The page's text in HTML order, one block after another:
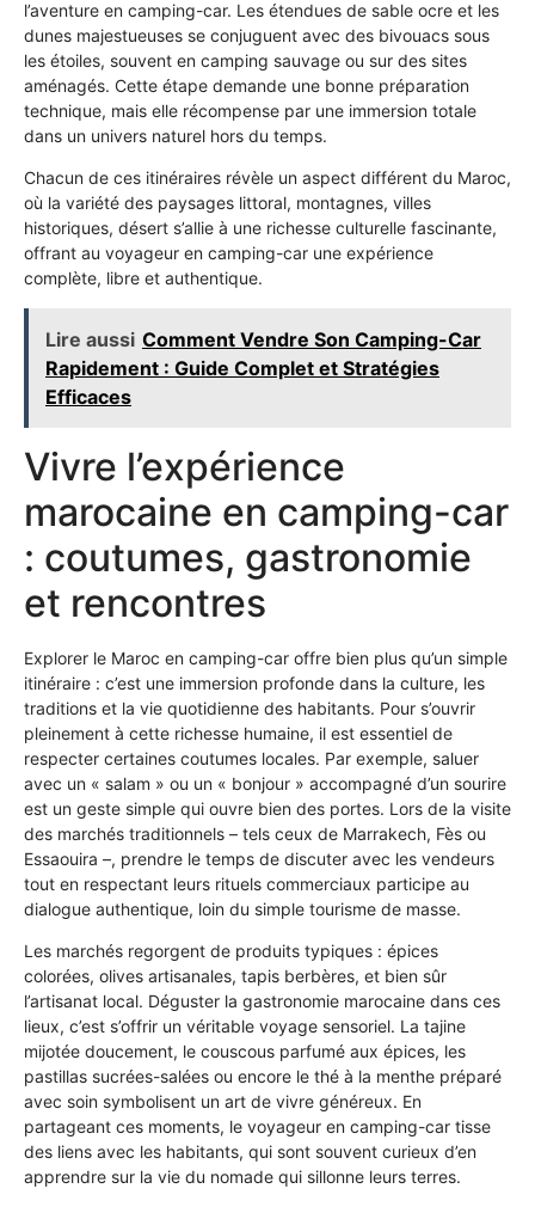
l’aventure en camping-car. Les étendues de sable ocre et les
dunes majestueuses se conjuguent avec des bivouacs sous
les étoiles, souvent en camping sauvage ou sur des sites
aménagés. Cette étape demande une bonne préparation
technique, mais elle récompense par une immersion totale
dans un univers naturel hors du temps.
Chacun de ces itinéraires révèle un aspect différent du Maroc,
où la variété des paysages littoral, montagnes, villes
historiques, désert s’allie à une richesse culturelle fascinante,
offrant au voyageur en camping-car une expérience
complète, libre et authentique.
Lire aussi Comment Vendre Son Camping-Car
Rapidement : Guide Complet et Stratégies
Efficaces
Vivre l’expérience
marocaine en camping-car
: coutumes, gastronomie
et rencontres
Explorer le Maroc en camping-car offre bien plus qu’un simple
itinéraire : c’est une immersion profonde dans la culture, les
traditions et la vie quotidienne des habitants. Pour s’ouvrir
pleinement à cette richesse humaine, il est essentiel de
respecter certaines coutumes locales. Par exemple, saluer
avec un « salam » ou un « bonjour » accompagné d’un sourire
est un geste simple qui ouvre bien des portes. Lors de la visite
des marchés traditionnels – tels ceux de Marrakech, Fès ou
Essaouira –, prendre le temps de discuter avec les vendeurs
tout en respectant leurs rituels commerciaux participe au
dialogue authentique, loin du simple tourisme de masse.
Les marchés regorgent de produits typiques : épices
colorées, olives artisanales, tapis berbères, et bien sûr
l’artisanat local. Déguster la gastronomie marocaine dans ces
lieux, c’est s’offrir un véritable voyage sensoriel. La tajine
mijotée doucement, le couscous parfumé aux épices, les
pastillas sucrées-salées ou encore le thé à la menthe préparé
avec soin symbolisent un art de vivre généreux. En
partageant ces moments, le voyageur en camping-car tisse
des liens avec les habitants, qui sont souvent curieux d’en
apprendre sur la vie du nomade qui sillonne leurs terres.